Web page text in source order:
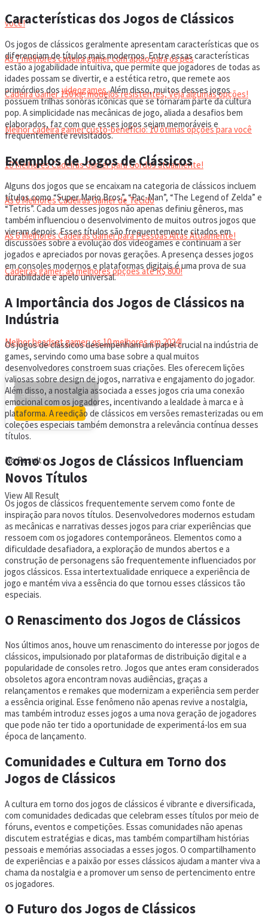
você!
As 7 melhores cadeira gamer com apoio para os pés
Cadeira Gamer 150 kg: modelos resistentes, Veja algumas opções!
Melhor cadeira gamer custo-benefício: 10 ótimas opções para você
10 Melhores Cadeiras Gamer para Gordos atualmente!
As 6 Melhores Cadeiras Gamer de Tecido
As 6 Melhores Cadeiras Gamer para Pessoas Altas Atualmente!
Cadeiras gamer: as melhores opções até R$ 800!
HEADSET
Melhor headset gamer: os 10 melhores em 2024!
No Result
View All Result
Características dos Jogos de Clássicos
Os jogos de clássicos geralmente apresentam características que os
diferenciam de títulos mais modernos. Entre essas características
estão a jogabilidade intuitiva, que permite que jogadores de todas as
idades possam se divertir, e a estética retro, que remete aos
primórdios dosvideogames. Além disso, muitos desses jogos
possuem trilhas sonoras icônicas que se tornaram parte da cultura
pop. A simplicidade nas mecânicas de jogo, aliada a desafios bem
elaborados, faz com que esses jogos sejam memoráveis e
frequentemente revisitados.
Exemplos de Jogos de Clássicos
Alguns dos jogos que se encaixam na categoria de clássicos incluem
títulos como “Super Mario Bros.”, “Pac-Man”, “The Legend of Zelda” e
“Tetris”. Cada um desses jogos não apenas definiu gêneros, mas
também influenciou o desenvolvimento de muitos outros jogos que
vieram depois. Esses títulos são frequentemente citados em
discussões sobre a evolução dos videogames e continuam a ser
jogados e apreciados por novas gerações. A presença desses jogos
em consoles modernos e plataformas digitais é uma prova de sua
durabilidade e apelo universal.
A Importância dos Jogos de Clássicos na
Indústria
Os jogos de clássicos desempenham um papel crucial na indústria de
games, servindo como uma base sobre a qual muitos
desenvolvedores constroem suas criações. Eles oferecem lições
valiosas sobre design de jogos, narrativa e engajamento do jogador.
Além disso, a nostalgia associada a esses jogos cria uma conexão
emocional com os jogadores, incentivando a lealdade à marca e à
plataforma. A reedição de clássicos em versões remasterizadas ou em
coleções especiais também demonstra a relevância contínua desses
títulos.
Como os Jogos de Clássicos Influenciam
Novos Títulos
Os jogos de clássicos frequentemente servem como fonte de
inspiração para novos títulos. Desenvolvedores modernos estudam
as mecânicas e narrativas desses jogos para criar experiências que
ressoem com os jogadores contemporâneos. Elementos como a
dificuldade desafiadora, a exploração de mundos abertos e a
construção de personagens são frequentemente influenciados por
jogos clássicos. Essa intertextualidade enriquece a experiência de
jogo e mantém viva a essência do que tornou esses clássicos tão
especiais.
O Renascimento dos Jogos de Clássicos
Nos últimos anos, houve um renascimento do interesse por jogos de
clássicos, impulsionado por plataformas de distribuição digital e a
popularidade de consoles retro. Jogos que antes eram considerados
obsoletos agora encontram novas audiências, graças a
relançamentos e remakes que modernizam a experiência sem perder
a essência original. Esse fenômeno não apenas revive a nostalgia,
mas também introduz esses jogos a uma nova geração de jogadores
que pode não ter tido a oportunidade de experimentá-los em sua
época de lançamento.
Comunidades e Cultura em Torno dos
Jogos de Clássicos
A cultura em torno dos jogos de clássicos é vibrante e diversificada,
com comunidades dedicadas que celebram esses títulos por meio de
fóruns, eventos e competições. Essas comunidades não apenas
discutem estratégias e dicas, mas também compartilham histórias
pessoais e memórias associadas a esses jogos. O compartilhamento
de experiências e a paixão por esses clássicos ajudam a manter viva a
chama da nostalgia e a promover um senso de pertencimento entre
os jogadores.
O Futuro dos Jogos de Clássicos